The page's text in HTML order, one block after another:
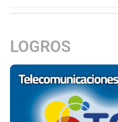
LOGROS